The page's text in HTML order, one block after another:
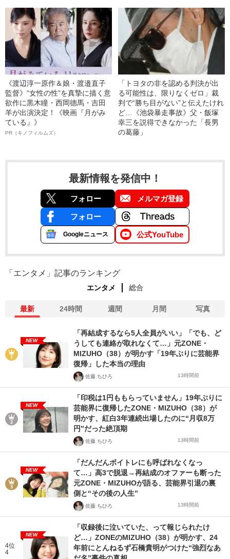
《渡辺淳一原作＆娘・渡邉直子
監督》“女性の性”を真摯に描く意
欲作に黒木瞳・西岡德馬・吉田
羊が出演決定！《映画『月がみ
ている』》
PR（キノフィルムズ）
「トヨタの非を認める判決が出
る可能性は、限りなくゼロ」裁
判で“勝ち目がない”と伝えたけれ
ど…《池袋暴走事故》父・飯塚
幸三を説得できなかった「長男
の葛藤」
最新情報を発信中！
フォロー メルマガ登録
フォロー
Googleニュース 公式YouTube
「エンタメ」記事のランキング
エンタメ 総合
最新 24時間 週間 月間 写真
NEW
「再結成するなら5人全員がいい」「でも、ど
うしても連絡が取れなくて…」元ZONE・
MIZUHO（38）が明かす「19年ぶりに芸能界
復帰」した本当の理由
佐藤 ちひろ 13時間前
NEW
「印税は1円ももらっていません」19年ぶりに
芸能界に復帰したZONE・MIZUHO（38）が
明かす、紅白3年連続出場したのに“月収8万
円”だった絶頂期
佐藤 ちひろ 13時間前
NEW
「だんだんボイトレにも呼ばれなくなっ
て…」高3で脱退→再結成のオファーも断った
元ZONE・MIZUHOが語る、芸能界引退の裏
側と“その後の人生”
佐藤 ちひろ 13時間前
4位
4
NEW
「収録後に泣いていた、って報じられたけ
ど…」ZONEのMIZUHO（38）が明かす、24
年前にとんねるず石橋貴明がつけた“強烈なあ